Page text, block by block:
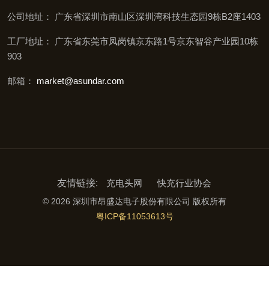
公司地址： 广东省深圳市南山区深圳湾科技生态园9栋B2座1403
工厂地址： 广东省东莞市凤岗镇京东路1号京东智谷产业园10栋
903
邮箱： market@asundar.com
友情链接: 充电头网 快充行业协会
© 2026 深圳市昂盛达电子股份有限公司 版权所有
粤ICP备11053613号